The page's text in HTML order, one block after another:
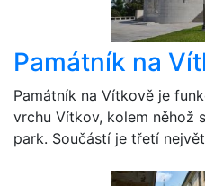
Památník na
Památník na Vítkově je
vrchu Vítkov, kolem něhož
park. Součástí je třetí